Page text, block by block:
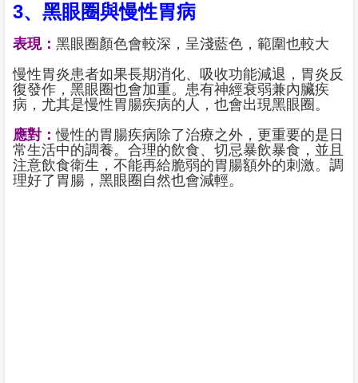
3、黑眼圈與慢性胃病
表現： 黑眼圈顏色會較深，呈淺藍色，範圍也較大
慢性胃炎患者如果長期消化、吸收功能減退，胃炎反
復發作，黑眼圈也會加重。患有神經衰弱兼內臟疾
病，尤其是慢性胃腸疾病的人，也會出現黑眼圈。
應對：慢性的胃腸疾病除了治療之外，更重要的是日
常生活中的調養。合理的飲食、切忌暴飲暴食，並且
注意飲食衛生，不能再給脆弱的胃腸額外的刺激。調
理好了胃腸，黑眼圈自然也會減輕。